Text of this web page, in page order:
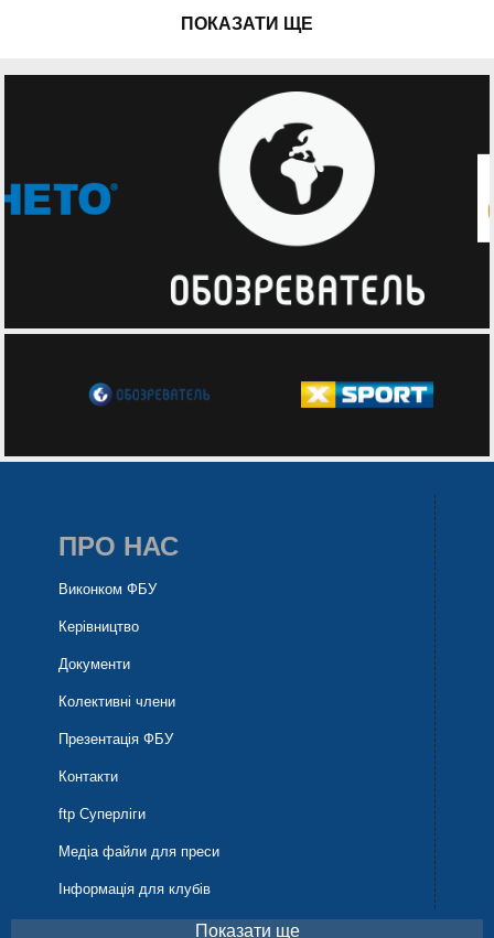
ПОКАЗАТИ ЩЕ
ПРО НАС
Виконком ФБУ
Керівництво
Документи
Колективні члени
Презентація ФБУ
Контакти
ftp Суперліги
Медіа файли для преси
Інформація для клубів
Показати ще